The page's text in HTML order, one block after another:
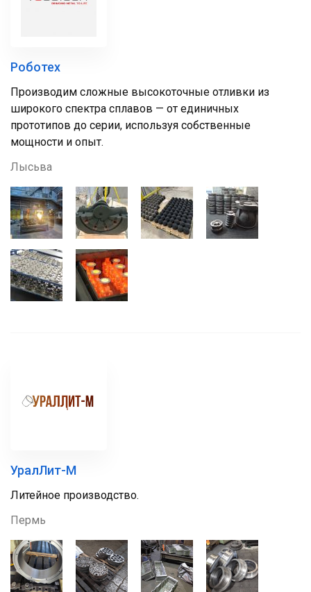
Роботех
Производим сложные высокоточные отливки из
широкого спектра сплавов — от единичных
прототипов до серии, используя собственные
мощности и опыт.
Лысьва
УралЛит-М
Литейное производство.
Пермь